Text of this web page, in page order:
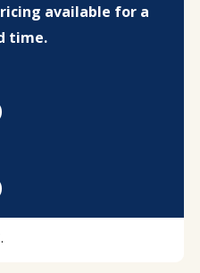
available for a
time.